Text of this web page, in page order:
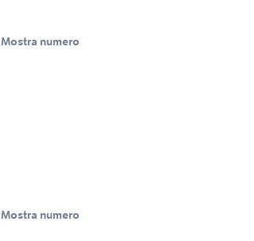
Mostra numero
Mostra numero